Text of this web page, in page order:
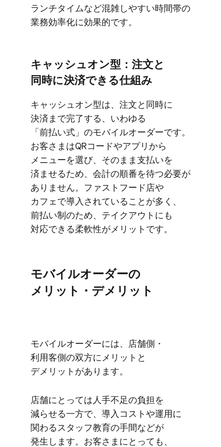
ランチタイムなど​混雑しやすい​時間帯の​
業務効率化に​効果的です。
キャッシュオン型：注文と​
同時に​決済できる​仕組み
キャッシュオン型は、​注文と​同時に​
決済まで​完了する、​いわゆる​
「前払い式」の​モバイルオーダーです。​
お客さまは​QRコードや​アプリから​
メニューを​選び、​そのまま​支払いを​
済ませる​ため、​会計の​順番を​待つ必要が​
ありません。​ファストフード店や​
カフェで​導入されている​ことが​多く、​
前払い制の​ため、​テイクアウトにも​
対応できる​柔軟性が​メリットです。
モバイルオーダーの​
メリット・デメリット
モバイルオーダーには、​店舗側・
利用客側の​双方に​メリットと​
デメリットが​あります。
店舗に​とっては​人手不足の​負担を​
減らせる​一方で、​導入コストや​運用に​
関わる​スタッフ教育の​手間などが​
発生します。​お客さまに​とっても、​